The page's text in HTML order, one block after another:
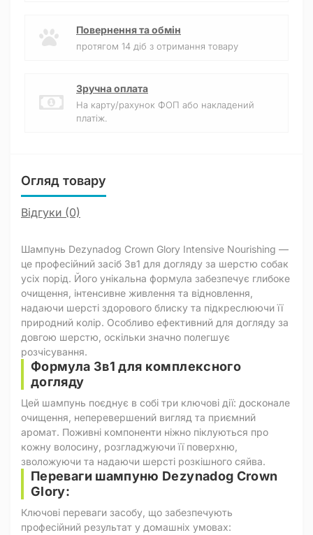
Повернення та обмін
протягом 14 діб з отримання товару
Зручна оплата
На карту/рахунок ФОП або накладений
платіж.
Огляд товару
Відгуки (0)
Шампунь Dezynadog Crown Glory Intensive Nourishing —
це професійний засіб 3в1 для догляду за шерстю собак
усіх порід. Його унікальна формула забезпечує глибоке
очищення, інтенсивне живлення та відновлення,
надаючи шерсті здорового блиску та підкреслюючи її
природний колір. Особливо ефективний для догляду за
довгою шерстю, оскільки значно полегшує
розчісування.
Формула 3в1 для комплексного
догляду
Цей шампунь поєднує в собі три ключові дії: досконале
очищення, неперевершений вигляд та приємний
аромат. Поживні компоненти ніжно піклуються про
кожну волосину, розгладжуючи її поверхню,
зволожуючи та надаючи шерсті розкішного сяйва.
Переваги шампуню Dezynadog Crown
Glory:
Ключові переваги засобу, що забезпечують
професійний результат у домашніх умовах: